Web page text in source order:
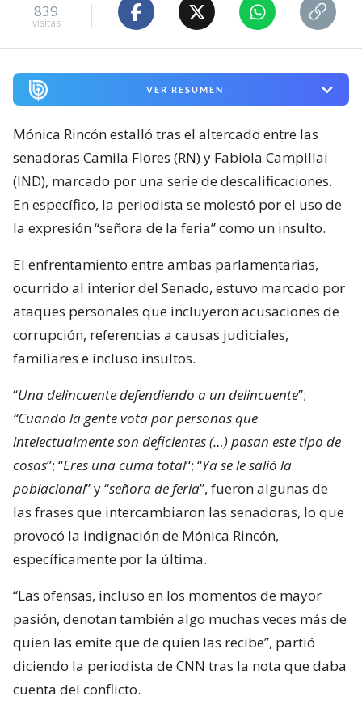
839
visitas
VER RESUMEN
Mónica Rincón estalló tras el altercado entre las
senadoras Camila Flores (RN) y Fabiola Campillai
(IND), marcado por una serie de descalificaciones.
En específico, la periodista se molestó por el uso de
la expresión “señora de la feria” como un insulto.
El enfrentamiento entre ambas parlamentarias,
ocurrido al interior del Senado, estuvo marcado por
ataques personales que incluyeron acusaciones de
corrupción, referencias a causas judiciales,
familiares e incluso insultos.
“Una delincuente defendiendo a un delincuente”;
“Cuando la gente vota por personas que
intelectualmente son deficientes (…) pasan este tipo de
cosas”; “Eres una cuma total“; “Ya se le salió la
poblacional” y “señora de feria”, fueron algunas de
las frases que intercambiaron las senadoras, lo que
provocó la indignación de Mónica Rincón,
específicamente por la última.
“Las ofensas, incluso en los momentos de mayor
pasión, denotan también algo muchas veces más de
quien las emite que de quien las recibe”, partió
diciendo la periodista de CNN tras la nota que daba
cuenta del conflicto.